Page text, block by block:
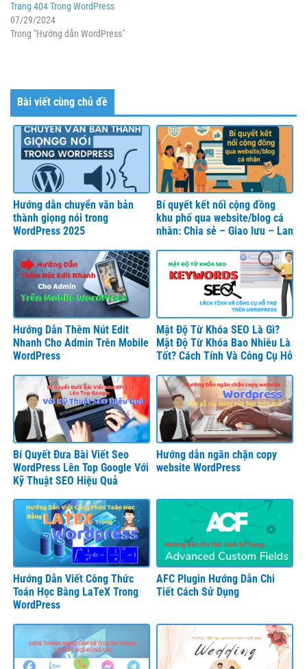
Trang 404 Trong WordPress
07/29/2024
Trong "Hướng dẫn WordPress"
Bài viết cùng chủ đề
Hướng dẫn chuyển văn bản
thành giọng nói trong
WordPress 2025
Bí quyết kết nối cộng đồng
khu phố qua website/blog cá
nhân: Chia sẻ – Giao lưu – Lan
Hướng Dẫn Thêm Nút Edit
Nhanh Cho Admin Trên Mobile
WordPress
Mật Độ Từ Khóa SEO Là Gì?
Mật Độ Từ Khóa Bao Nhiêu Là
Tốt? Cách Tính Và Công Cụ Hỗ
Bí Quyết Đưa Bài Viết Seo
WordPress Lên Top Google Với
Kỹ Thuật SEO Hiệu Quả
Hướng dẫn ngăn chặn copy
website WordPress
Hướng Dẫn Viết Công Thức
Toán Học Bằng LaTeX Trong
WordPress
AFC Plugin Hướng Dẫn Chi
Tiết Cách Sử Dụng